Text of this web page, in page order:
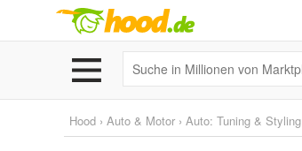
Hood › Auto & Motor › Auto: Tuning & Styling